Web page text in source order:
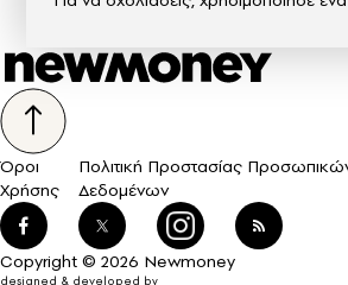
Όροι
Χρήσης
Πολιτική Προστασίας
Δεδομένων
Copyright © 2026 Newmoney
designed & developed by